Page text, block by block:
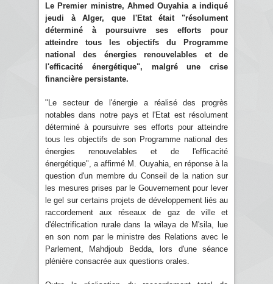
Le Premier ministre, Ahmed Ouyahia a indiqué
jeudi à Alger, que l'Etat était "résolument
déterminé à poursuivre ses efforts pour
atteindre tous les objectifs du Programme
national des énergies renouvelables et de
l'efficacité énergétique", malgré une crise
financière persistante.
"Le secteur de l'énergie a réalisé des progrès
notables dans notre pays et l'Etat est résolument
déterminé à poursuivre ses efforts pour atteindre
tous les objectifs de son Programme national des
énergies renouvelables et de l'efficacité
énergétique", a affirmé M. Ouyahia, en réponse à la
question d'un membre du Conseil de la nation sur
les mesures prises par le Gouvernement pour lever
le gel sur certains projets de développement liés au
raccordement aux réseaux de gaz de ville et
d'électrification rurale dans la wilaya de M'sila, lue
en son nom par le ministre des Relations avec le
Parlement, Mahdjoub Bedda, lors d'une séance
plénière consacrée aux questions orales.